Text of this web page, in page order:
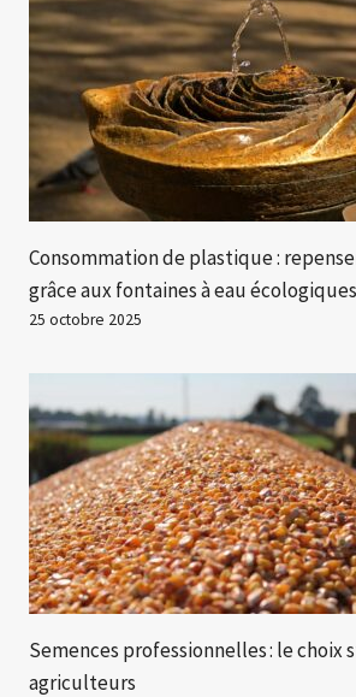
Consommation de plastique :
grâce aux fontaines à eau écologiques
25 octobre 2025
Semences professionnelles : le choix
agriculteurs